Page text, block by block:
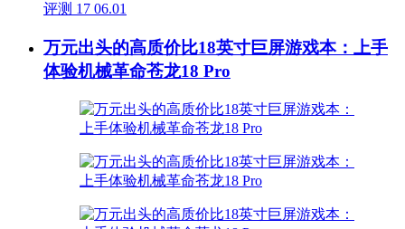
评测 17 06.01
万元出头的高质价比18英寸巨屏游戏本：上手
体验机械革命苍龙18 Pro